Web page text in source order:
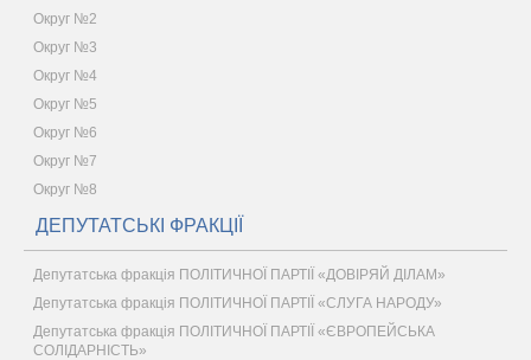
Округ №2
Округ №3
Округ №4
Округ №5
Округ №6
Округ №7
Округ №8
ДЕПУТАТСЬКІ ФРАКЦІЇ
Депутатська фракція ПОЛІТИЧНОЇ ПАРТІЇ «ДОВІРЯЙ ДІЛАМ»
Депутатська фракція ПОЛІТИЧНОЇ ПАРТІЇ «СЛУГА НАРОДУ»
Депутатська фракція ПОЛІТИЧНОЇ ПАРТІЇ «ЄВРОПЕЙСЬКА
СОЛІДАРНІСТЬ»